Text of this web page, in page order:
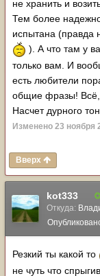
не хранить и
Тем более
испытана (правда
). А что там у
только вам. И
есть любители
общие фразы! Всё,
Насчет дурного
Изменено 23 ноября
Вверх
kot333
Откуда:
Резкий ты какой то
не чуть что